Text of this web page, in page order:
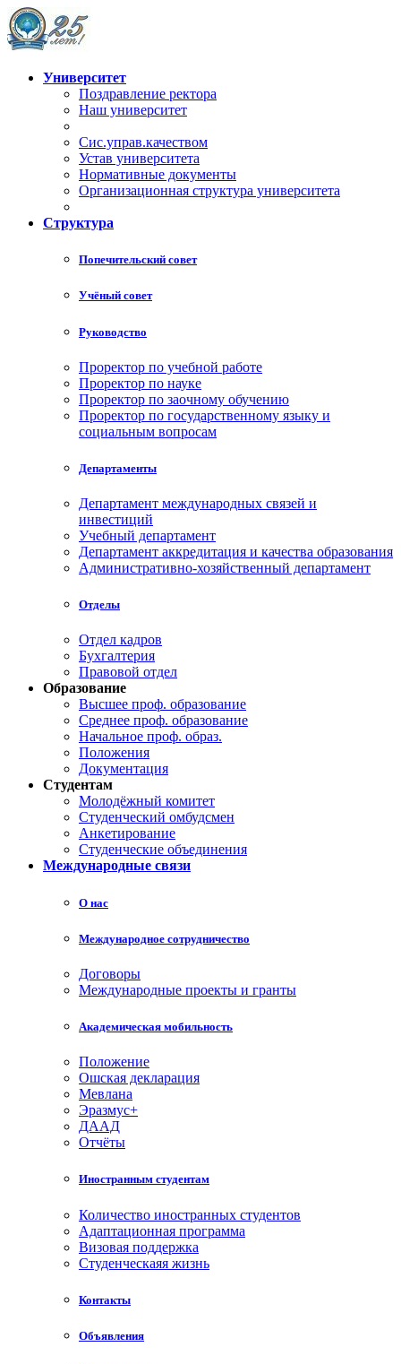
Университет
Поздравление ректора
Наш университет
Сис.управ.качеством
Устав университета
Нормативные документы
Организационная структура университета
Структура
Попечительский совет
Учёный совет
Руководство
Проректор по учебной работе
Проректор по науке
Проректор по заочному обучению
Проректор по государственному языку и
социальным вопросам
Департаменты
Департамент международных связей и
инвестиций
Учебный департамент
Департамент аккредитация и качества образования
Административно-хозяйственный департамент
Отделы
Отдел кадров
Бухгалтерия
Правовой отдел
Образование
Высшее проф. образование
Среднее проф. образование
Начальное проф. образ.
Положения
Документация
Студентам
Молодёжный комитет
Студенческий омбудсмен
Анкетирование
Студенческие объединения
Международные связи
О нас
Международное сотрудничество
Договоры
Международные проекты и гранты
Академическая мобильность
Положение
Ошская декларация
Мевлана
Эразмус+
ДААД
Отчёты
Иностранным студентам
Количество иностранных студентов
Адаптационная программа
Визовая поддержка
Студенческаяя жизнь
Контакты
Объявления